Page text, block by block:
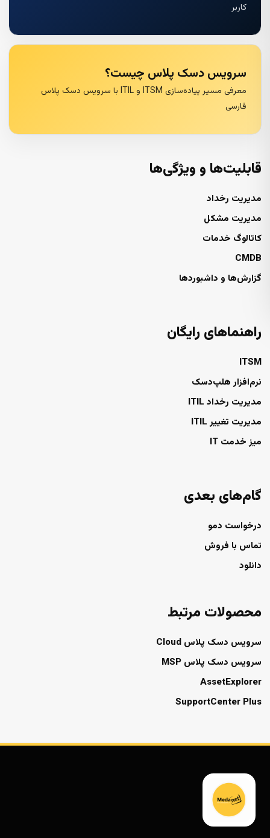
کاربر
سرویس دسک پلاس چیست؟
معرفی مسیر پیاده‌سازی ITSM و ITIL با سرویس دسک پلاس
فارسی
قابلیت‌ها و ویژگی‌ها
مدیریت رخداد
مدیریت مشکل
کاتالوگ خدمات
CMDB
گزارش‌ها و داشبوردها
راهنماهای رایگان
ITSM
نرم‌افزار هلپ‌دسک
مدیریت رخداد ITIL
مدیریت تغییر ITIL
میز خدمت IT
گام‌های بعدی
درخواست دمو
تماس با فروش
دانلود
محصولات مرتبط
سرویس دسک پلاس Cloud
سرویس دسک پلاس MSP
AssetExplorer
SupportCenter Plus